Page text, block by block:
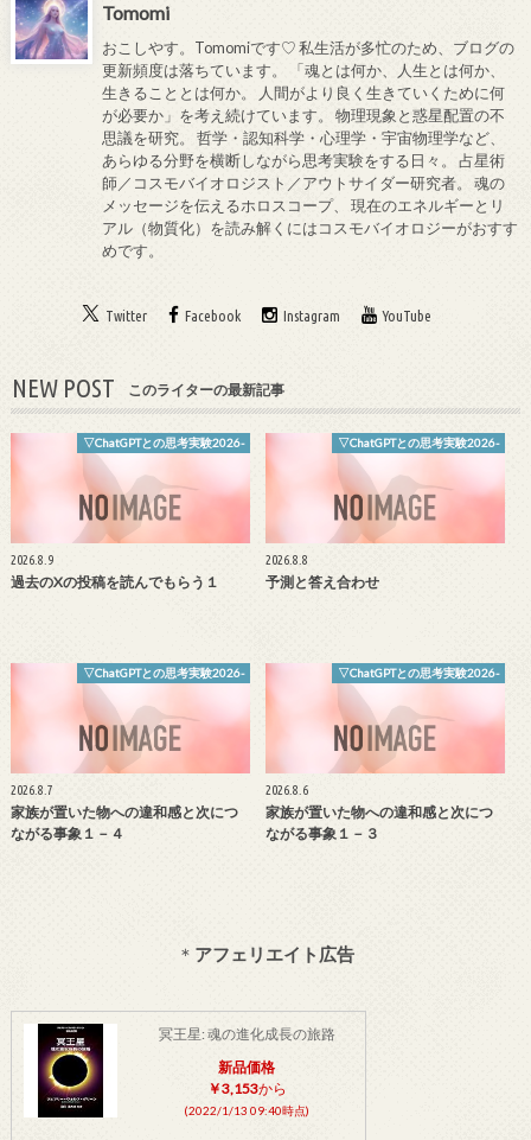
Tomomi
おこしやす。Tomomiです♡ 私生活が多忙のため、ブログの
更新頻度は落ちています。 「魂とは何か、人生とは何か、
生きることとは何か。 人間がより良く生きていくために何
が必要か」を考え続けています。 物理現象と惑星配置の不
思議を研究。 哲学・認知科学・心理学・宇宙物理学など、
あらゆる分野を横断しながら思考実験をする日々。 占星術
師／コスモバイオロジスト／アウトサイダー研究者。 魂の
メッセージを伝えるホロスコープ、 現在のエネルギーとリ
アル（物質化）を読み解くにはコスモバイオロジーがおすす
めです。
Twitter Facebook Instagram YouTube
NEW POST このライターの最新記事
▽ChatGPTとの思考実験2026-
2026.8.9
過去のXの投稿を読んでもらう１
▽ChatGPTとの思考実験2026-
2026.8.8
予測と答え合わせ
▽ChatGPTとの思考実験2026-
2026.8.7
家族が置いた物への違和感と次につ
ながる事象１－４
▽ChatGPTとの思考実験2026-
2026.8.6
家族が置いた物への違和感と次につ
ながる事象１－３
＊ アフェリエイト広告
冥王星: 魂の進化成長の旅路
新品価格
￥3,153から
(2022/1/13 09:40時点)